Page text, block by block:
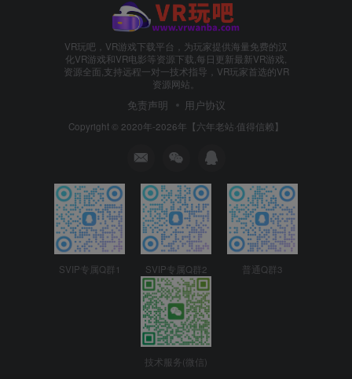
VR玩吧，VR游戏下载平台，为玩家提供海量免费的汉
化VR游戏和VR电影等资源下载,每日更新最新VR游戏,
资源全面,支持远程一对一技术指导，VR玩家首选的VR
资源网站。
免责声明 用户协议
Copyright © 2020年-2026年【六年老站·值得信赖】
SVIP专属Q群1 SVIP专属Q群2 普通Q群3
技术服务(微信)